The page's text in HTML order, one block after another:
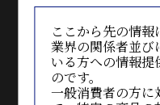
管内皮機能をケアす
ます。
東洋新薬の独自素材
血管のしなやかさ（
ここから先の情
業界の関係者並び
いる方への情報提
のです。
一般消費者の方に